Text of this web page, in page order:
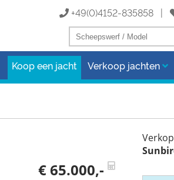
+49(0)4152-835858 |
Koop een jacht Verkoop jachten
€ 65.000,-